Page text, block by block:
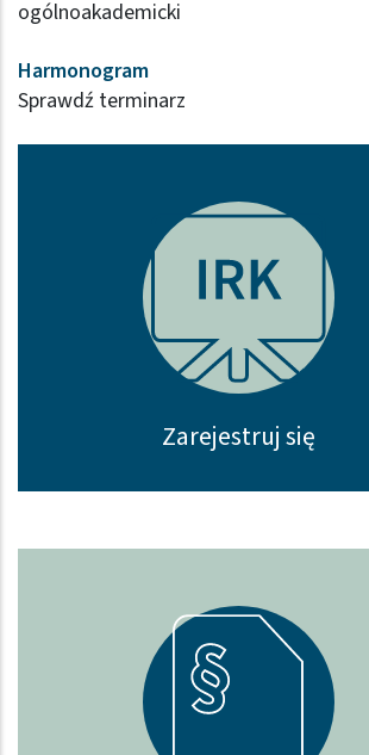
ogólnoakademicki
Harmonogram
Sprawdź terminarz
Zarejestruj się